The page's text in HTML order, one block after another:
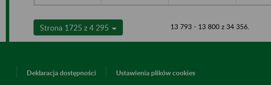
Strona 1725 z 4 295 13 793 - 13 800 z 34 356.
Deklaracja dostępności Ustawienia plików cookies